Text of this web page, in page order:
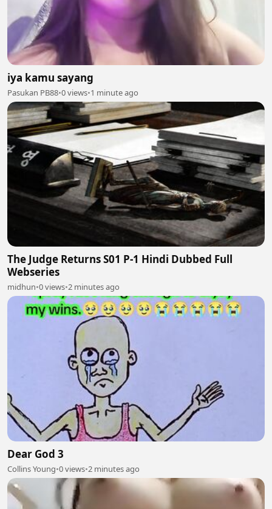
iya kamu sayang
Pasukan PB88•0 views•1 minute ago
The Judge Returns S01 P-1 Hindi Dubbed Full
Webseries
midhun•0 views•2 minutes ago
Dear God 3
Collins Young•0 views•2 minutes ago